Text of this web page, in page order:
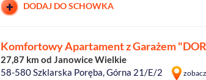
DODAJ DO SCHOWKA
Komfortowy Apartament z Garażem
27,87 km od Janowice Wielkie
58-580 Szklarska Poręba, Górna 21/E/2